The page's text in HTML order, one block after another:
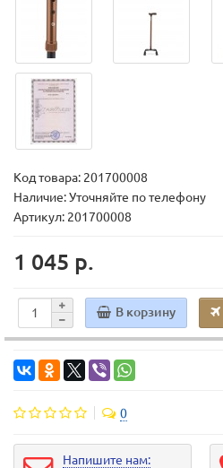
Код товара: 201700008
Наличие: Уточняйте по телефону
Артикул: 201700008
1 045 р.
В корзину
0
Напишите нам: